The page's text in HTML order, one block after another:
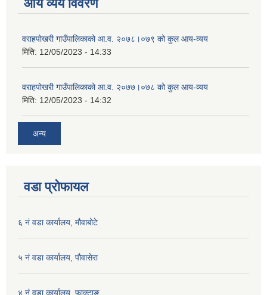
आय व्यय विवरण
वराहपोखरी गाउँपालिकाको आ.व. २०७८।०७९ को कुल आय-व्यय
मिति: 12/05/2023 - 14:33
वराहपोखरी गाउँपालिकाको आ.व. २०७७।०७८ को कुल आय-व्यय
मिति: 12/05/2023 - 14:32
अन्य
वडा प्रोफायल
६ नं वडा कार्यालय, मौवाबोटे
५ नं वडा कार्यालय, पौवासेरा
४ नं वडा कार्यालय, फाक्टाङ